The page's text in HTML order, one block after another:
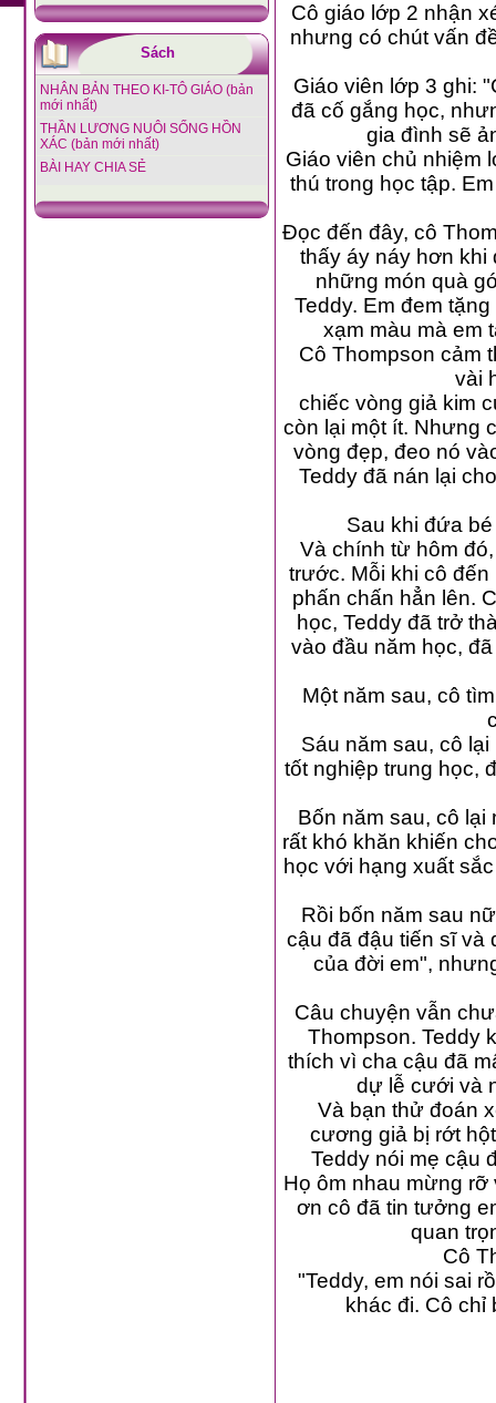
Sách
NHÂN BẢN THEO KI-TÔ GIÁO (bản
mới nhất)
THẦN LƯƠNG NUÔI SỐNG HỒN
XÁC (bản mới nhất)
BÀI HAY CHIA SẺ
Cô giáo lớp 2 nhận xét: "Teddy là một học sinh xuất sắc, được bạn
nhưng có chút vấn đề vì mẹ em ốm nặng và cuộc sống gia đình thật sự là một
Giáo viên lớp 3 ghi: "Cái chết của người mẹ đã tác động mạnh đến Teddy. Em
đã cố gắng học, nhưng cha em không mấy quan tâm đến con cái và đời sống
Đọc đến đây, cô
thấy áy náy hơn khi
những món quà
Teddy. Em đem
xạm màu mà em
Cô Thompson cảm thấy đau lòng khi mở gói quà ấy
chiếc vòng giả kim
còn lại một ít. Nhưng
vòng đẹp, đeo nó vào
Teddy đã nán lại cho đến
Và chính từ hôm đó, ngoài dạy học cô còn lưu tâm chăm sóc cho Teddy
trước. Mỗi khi cô đến bàn em để hướng dẫn thêm, tinh thần Teddy dường như
phấn chấn hẳn lên. Cô càng động viên em càng tiến bộ nhanh. Vào
học, Teddy đã trở thành học sinh giỏi nhất lớp. Và trái với phát
vào đầu năm học, đã không yêu thương mọi học sinh như nhau. Teddy là
Một năm sau, cô tìm thấy một mẩu giấy nhét qua khe cửa.
Sáu năm sau, cô lại nhận được một bức thư ngắn từ
tốt nghiệp trung học, đứng hạng ba trong lớp và "Cô vẫn là
Bốn năm sau, cô lại nhận được một lá thư nữa. Teddy cho
rất khó khăn khiến cho cậu có lúc cảm thấy bế tắc, cậu vẫn
học với hạng xuất sắc nhất, nhưng "Cô vẫn luôn là cô giáo tuyệt vời mà em
Rồi bốn năm sau nữa cô nhận được bức thư
cậu đã đậu tiến sĩ và quyết định học thêm lên. "Cô vẫn là
của đời em", nhưng lúc này tên cậu đã dài hơn. Bức thư ký tên Theodore
Câu chuyện vẫn chưa kết thúc tại đây. Một bức thư nữa
Thompson. Teddy kể cậu đã gặp một cô gái và
thích vì cha cậu đã mất cách đây vài năm nên cậu mong
dự lễ cưới và
Và bạn thử đoán xem việc gì đã xảy ra? Ngày
cương giả bị rớt hột mà Teddy đã tặng cô
Họ ôm nhau mừng rỡ và giáo sư Stoddard thì thầm vào tai cô
ơn cô đã tin tưởng em. Cám ơn cô rất nhiều vì đã làm cho em cảm thấy mình
"Teddy, em nói sai